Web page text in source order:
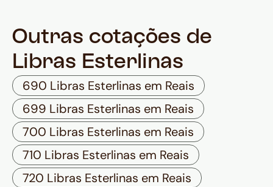
Outras cotações de
Libras Esterlinas
690 Libras Esterlinas em Reais
699 Libras Esterlinas em Reais
700 Libras Esterlinas em Reais
710 Libras Esterlinas em Reais
720 Libras Esterlinas em Reais